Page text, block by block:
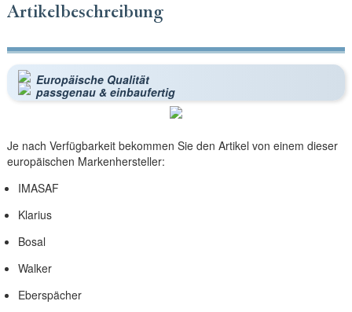
Artikelbeschreibung
Europäische Qualität
passgenau & einbaufertig
Je nach Verfügbarkeit bekommen Sie den Artikel von einem dieser
europäischen Markenhersteller:
IMASAF
Klarius
Bosal
Walker
Eberspächer